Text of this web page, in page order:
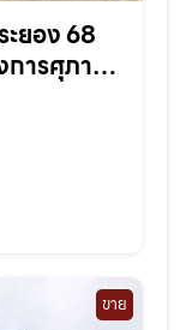
ะยอง 68
ารศุภาลัย
ระยอง
ขาย